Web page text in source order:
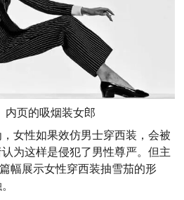
内页的吸烟装女郎
女性如果效仿男士穿西装，会被
为这样是侵犯了男性尊严。但主
幅展示女性穿西装抽雪茄的形